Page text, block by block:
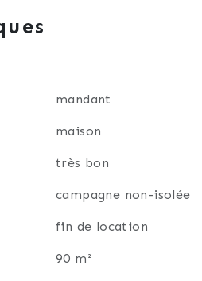
copropriété de 10
sont faibles car tout est
immédiat,
mandant
maison
très bon
campagne non-isolée
fin de location
90 m²